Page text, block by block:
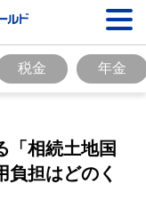
税金 年金
「相続土地国
負担はどのく